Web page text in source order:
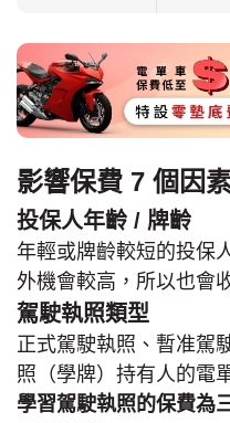
影響保費 7 個因
投保人年齡 / 牌齡
年輕或牌齡較短的投保
外機會較高，所以也會
駕駛執照類型
正式駕駛執照、暫准駕
照（學牌）持有人的電
學習駕駛執照的保費為